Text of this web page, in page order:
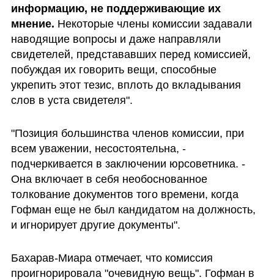
информацию, не поддерживающие их
мнение. Некоторые члены комиссии задавали
наводящие вопросы и даже направляли
свидетелей, представавших перед комиссией,
побуждая их говорить вещи, способные
укрепить этот тезис, вплоть до вкладывания
слов в уста свидетеля".
"Позиция большинства членов комиссии, при
всем уважении, несостоятельна, -
подчеркивается в заключении юрсоветника. -
Она включает в себя необоснованное
толкование документов того времени, когда
Гофман еще не был кандидатом на должность,
и игнорирует другие документы".
Бахарав-Миара отмечает, что комиссия
проигнорировала "очевидную вещь". Гофман в